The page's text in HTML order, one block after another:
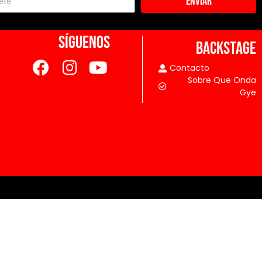
SÍGUENOS BACKSTAGE
Contacto
Sobre Que Onda
Gye